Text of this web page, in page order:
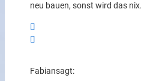
neu bauen, sonst wird das nix.
Fabiansagt: